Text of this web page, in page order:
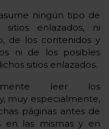
ningún tipo de
enlazados, ni
de los contenidos y
ni de los posibles
sitios enlazados.
leer los
muy especialmente,
páginas antes de
en las mismas y en